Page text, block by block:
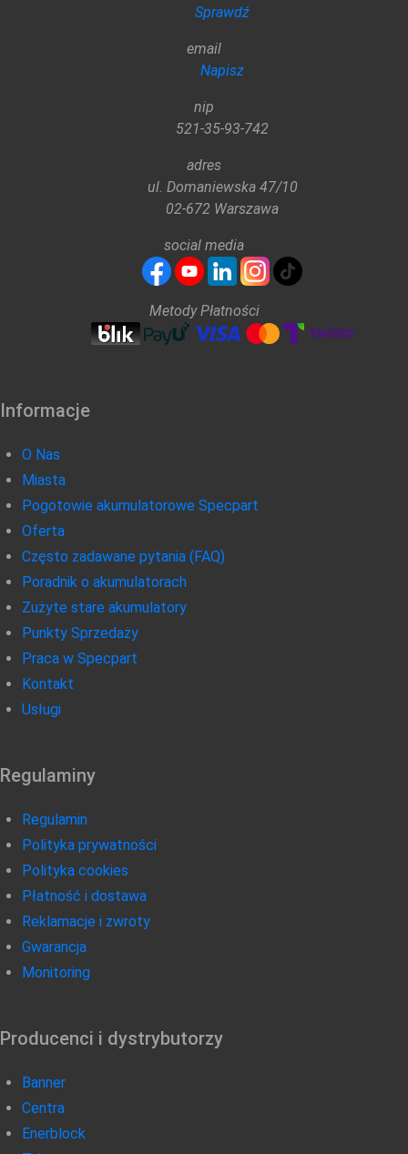
Sprawdź
email
Napisz
nip
521-35-93-742
adres
ul. Domaniewska 47/10
02-672 Warszawa
social media
Metody Płatności
Informacje
O Nas
Miasta
Pogotowie akumulatorowe Specpart
Oferta
Często zadawane pytania (FAQ)
Poradnik o akumulatorach
Zużyte stare akumulatory
Punkty Sprzedaży
Praca w Specpart
Kontakt
Usługi
Regulaminy
Regulamin
Polityka prywatności
Polityka cookies
Płatność i dostawa
Reklamacje i zwroty
Gwarancja
Monitoring
Producenci i dystrybutorzy
Banner
Centra
Enerblock